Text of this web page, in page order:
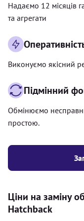
Надаємо 12 місяців
та агрегати
Виконуємо якісний
Підмінний
Обмінюємо
простою.
Ціни на заміну
Hatchback